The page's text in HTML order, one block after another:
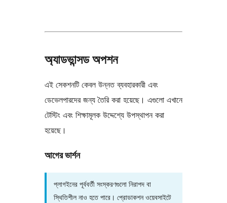
অ্যাডভান্সড অপশন
এই সেকশনটি কেবল উন্নত ব্যবহারকারী এবং
ডেভেলপারদের জন্য তৈরি করা হয়েছে। এগুলো এখানে
টেস্টিং এবং শিক্ষামূলক উদ্দেশ্যে উপস্থাপন করা
হয়েছে।
আগের ভার্শন
প্লাগইনের পূর্ববর্তী সংস্করণগুলো নিরাপদ বা
স্থিতিশীল নাও হতে পারে। প্রোডাকশন ওয়েবসাইটে